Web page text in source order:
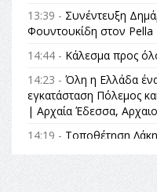
13:39 - Συνέντευξη
Φουντουκίδη στον Pella
14:44 - Κάλεσμα προς
14:23 - Όλη η Ελλάδα
εγκατάσταση Πόλεμος
| Αρχαία Έδεσσα,
14:19 - Τοποθέτηση
θεσμικές διαδικασίες
στις επόμενες γενιές»